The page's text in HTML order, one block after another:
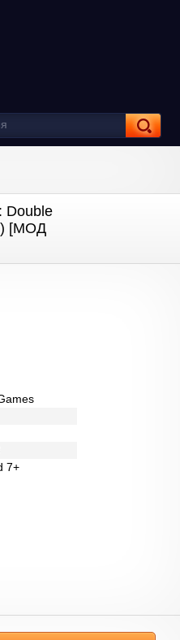
Double
[МОД
7+